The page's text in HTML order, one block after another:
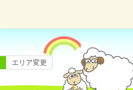
エリア変更